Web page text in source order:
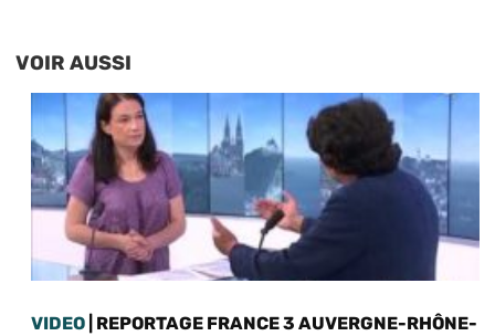
VOIR AUSSI
VIDEO | REPORTAGE FRANCE 3 AUVERGNE-RHÔNE-